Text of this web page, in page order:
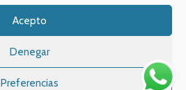
Acepto
Denegar
Preferencias
Email: